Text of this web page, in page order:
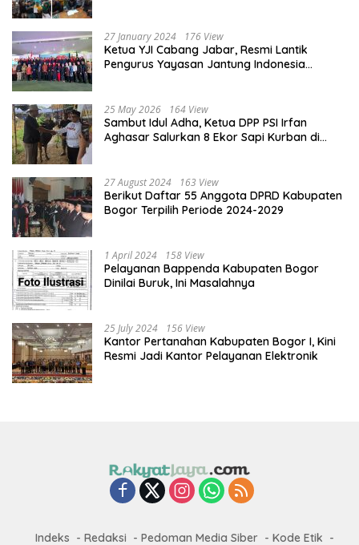
27 January 2024 176 View
Ketua YJI Cabang Jabar, Resmi Lantik
Pengurus Yayasan Jantung Indonesia
25 May 2026 164 View
Sambut Idul Adha, Ketua DPP PSI Irfan
Aghasar Salurkan 8 Ekor Sapi Kurban di
27 August 2024 163 View
Berikut Daftar 55 Anggota DPRD Kabupaten
Bogor Terpilih Periode 2024-2029
1 April 2024 158 View
Pelayanan Bappenda Kabupaten Bogor
Dinilai Buruk, Ini Masalahnya
25 July 2024 156 View
Kantor Pertanahan Kabupaten Bogor I, Kini
Resmi Jadi Kantor Pelayanan Elektronik
Indeks Redaksi Pedoman Media Siber Kode Etik